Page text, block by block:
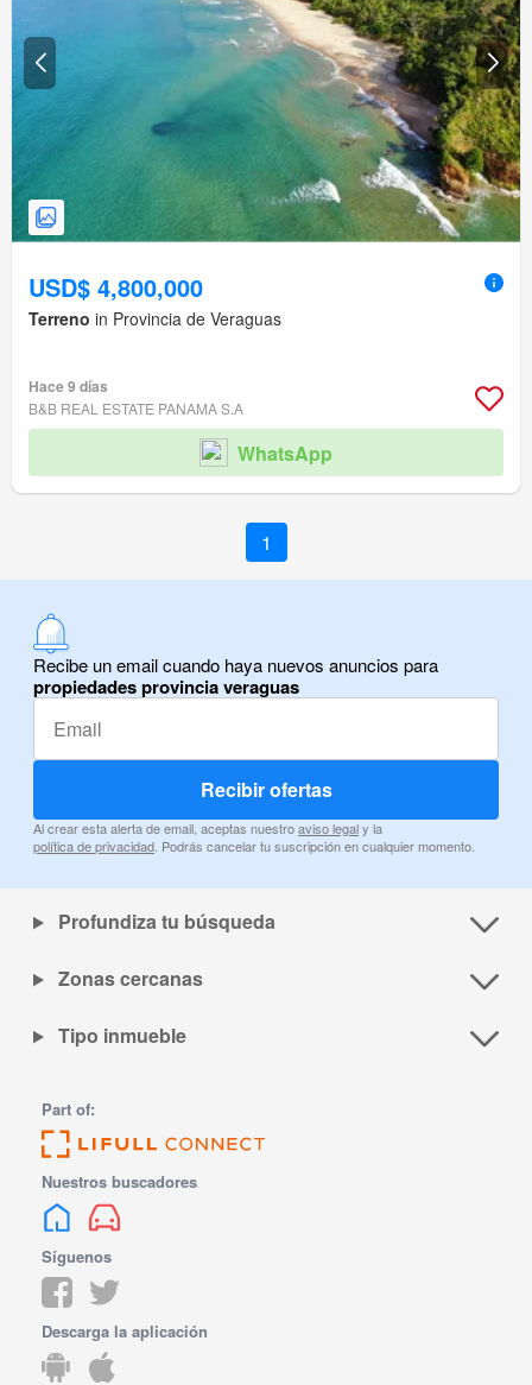
USD$ 4,800,000
Terreno in Provincia de Veraguas
Hace 9 días
B&B REAL ESTATE PANAMA S.A
WhatsApp
1
Recibe un email cuando haya nuevos anuncios para
propiedades provincia veraguas
Recibir ofertas
Al crear esta alerta de email, aceptas nuestroaviso legaly la
política de privacidad. Podrás cancelar tu suscripción en cualquier momento.
Profundiza tu búsqueda
Zonas cercanas
Tipo inmueble
Part of:
Nuestros buscadores
Síguenos
Descarga la aplicación